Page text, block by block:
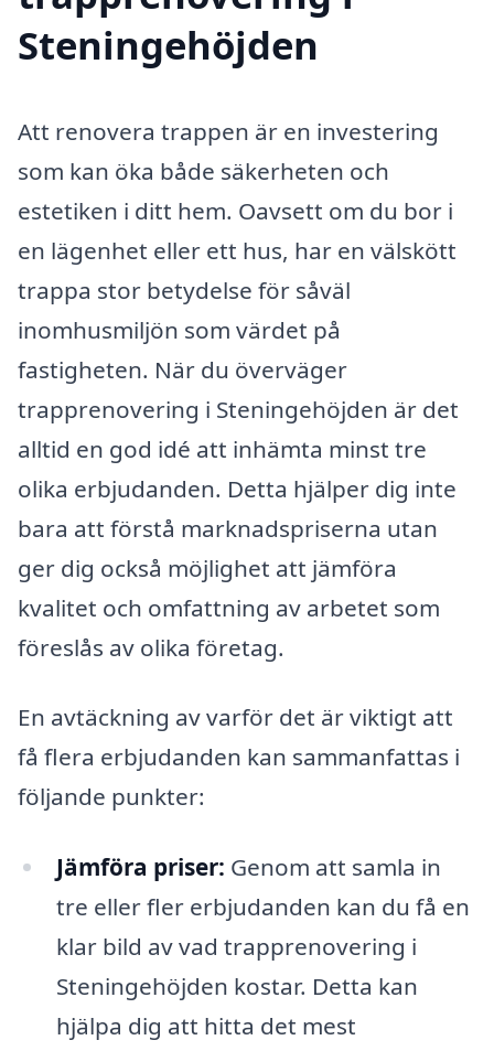
Steningehöjden
Att renovera trappen är en investering
som kan öka både säkerheten och
estetiken i ditt hem. Oavsett om du bor i
en lägenhet eller ett hus, har en välskött
trappa stor betydelse för såväl
inomhusmiljön som värdet på
fastigheten. När du överväger
trapprenovering i Steningehöjden är det
alltid en god idé att inhämta minst tre
olika erbjudanden. Detta hjälper dig inte
bara att förstå marknadspriserna utan
ger dig också möjlighet att jämföra
kvalitet och omfattning av arbetet som
föreslås av olika företag.
En avtäckning av varför det är viktigt att
få flera erbjudanden kan sammanfattas i
följande punkter:
Jämföra priser: Genom att samla in
tre eller fler erbjudanden kan du få en
klar bild av vad trapprenovering i
Steningehöjden kostar. Detta kan
hjälpa dig att hitta det mest